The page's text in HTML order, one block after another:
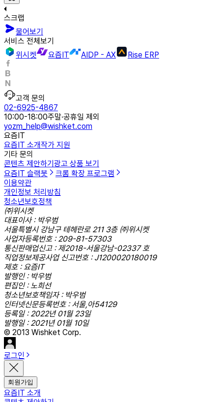
스크랩
물어보기
서비스 전체보기
위시켓
요즘IT AIDP - AX Rise ERP
고객 문의
02-6925-4867
10:00-18:00주말·공휴일 제외
yozm_help@wishket.com
요즘IT
요즘IT 소개작가 지원
기타 문의
콘텐츠 제안하기 광고 상품 보기
요즘IT 슬랙봇
크롬 확장 프로그램
이용약관
개인정보 처리방침
청소년보호정책
㈜위시켓
대표이사 : 박우범
서울특별시 강남구 테헤란로 211 3층 ㈜위시켓
사업자등록번호 : 209-81-57303
통신판매업신고 : 제2018-서울강남-02337 호
직업정보제공사업 신고번호 : J1200020180019
제호 : 요즘IT
발행인 : 박우범
편집인 : 노희선
청소년보호책임자 : 박우범
인터넷신문등록번호 : 서울,아54129
등록일 : 2022년 01월 23일
발행일 : 2021년 01월 10일
© 2013 Wishket Corp.
로그인
회원가입
요즘IT 소개